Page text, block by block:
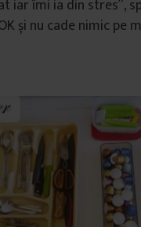
îmi ia din stres”,
și nu cade nimic pe